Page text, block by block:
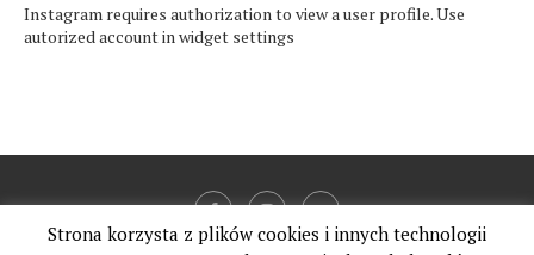
Instagram requires authorization to view a user profile. Use
autorized account in widget settings
Strona korzysta z plików cookies i innych technologii